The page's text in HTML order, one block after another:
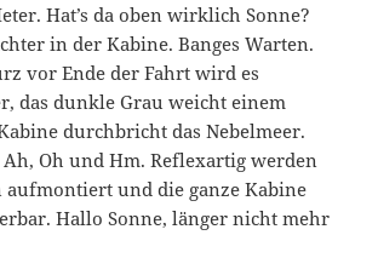
Hat’s da oben wirklich Sonne?
in der Kabine. Banges Warten.
vor Ende der Fahrt wird es
das dunkle Grau weicht einem
durchbricht das Nebelmeer.
Oh und Hm. Reflexartig werden
und die ganze Kabine
Hallo Sonne, länger nicht mehr